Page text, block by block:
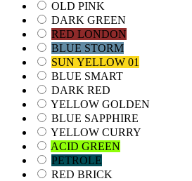
OLD PINK
DARK GREEN
RED LONDON
BLUE STORM
SUN YELLOW 01
BLUE SMART
DARK RED
YELLOW GOLDEN
BLUE SAPPHIRE
YELLOW CURRY
ACID GREEN
PETROLE
RED BRICK